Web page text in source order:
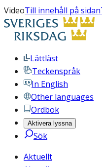
VideoTill innehåll på sidan
Lättläst
Teckenspråk
In English
Other languages
Ordbok
Aktivera lyssna
Sök
Aktuellt